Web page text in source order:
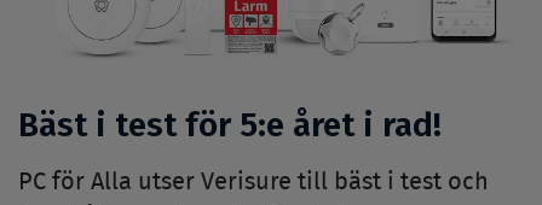
Bäst i test för 5:e året i rad!
PC för Alla utser Verisure till bäst i test och